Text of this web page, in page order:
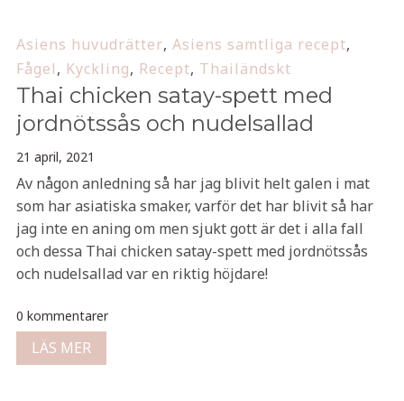
Asiens huvudrätter, Asiens samtliga recept,
Fågel, Kyckling, Recept, Thailändskt
Thai chicken satay-spett med
jordnötssås och nudelsallad
21 april, 2021
Av någon anledning så har jag blivit helt galen i mat
som har asiatiska smaker, varför det har blivit så har
jag inte en aning om men sjukt gott är det i alla fall
och dessa Thai chicken satay-spett med jordnötssås
och nudelsallad var en riktig höjdare!
0 kommentarer
LÄS MER